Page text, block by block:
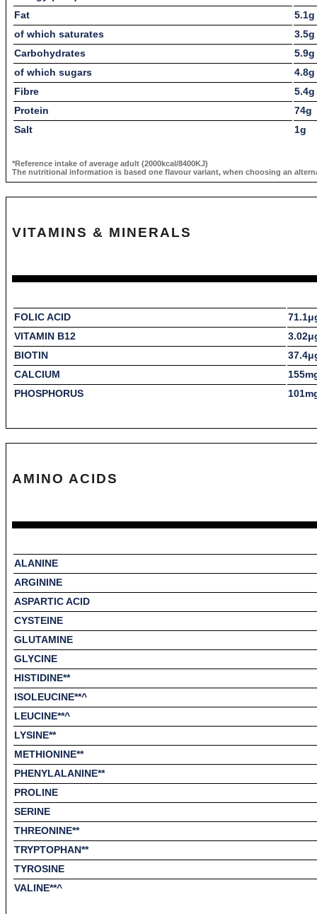
Fat
5.1g
of which saturates
3.5g
Carbohydrates
5.9g
of which sugars
4.8g
Fibre
5.4g
Protein
74g
Salt
1g
*Reference intake of average adult (2000kcal/8400KJ)
The nutritional information is based one flavour variant, when choosing an
VITAMINS & MINERALS
FOLIC ACID
VITAMIN B12
BIOTIN
CALCIUM
PHOSPHORUS
AMINO ACIDS
ALANINE
ARGININE
ASPARTIC ACID
CYSTEINE
GLUTAMINE
GLYCINE
HISTIDINE**
ISOLEUCINE**^
LEUCINE**^
LYSINE**
METHIONINE**
PHENYLALANINE**
PROLINE
SERINE
THREONINE**
TRYPTOPHAN**
TYROSINE
VALINE**^